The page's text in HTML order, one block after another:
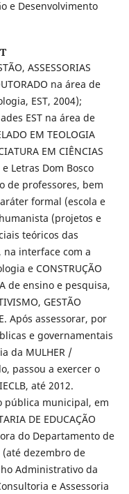
e Desenvolvimento
ASSESSORIAS
na área de
EST, 2004);
EST na área de
EM TEOLOGIA
EM CIÊNCIAS
Letras Dom Bosco
de professores, bem
formal (escola e
(projetos e
teóricos das
na interface com a
e CONSTRUÇÃO
de ensino e pesquisa,
GESTÃO
Após assessorar, por
e governamentais
da MULHER /
passou a exercer o
até 2012.
pública municipal, em
DE EDUCAÇÃO
do Departamento de
(até dezembro de
Administrativo da
e Assessoria